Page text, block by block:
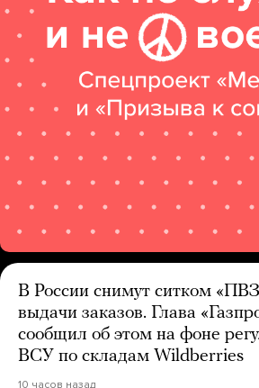
В России снимут ситком
выдачи заказов. Глава
сообщил об этом на фоне
ВСУ по складам Wildberries
10 часов назад